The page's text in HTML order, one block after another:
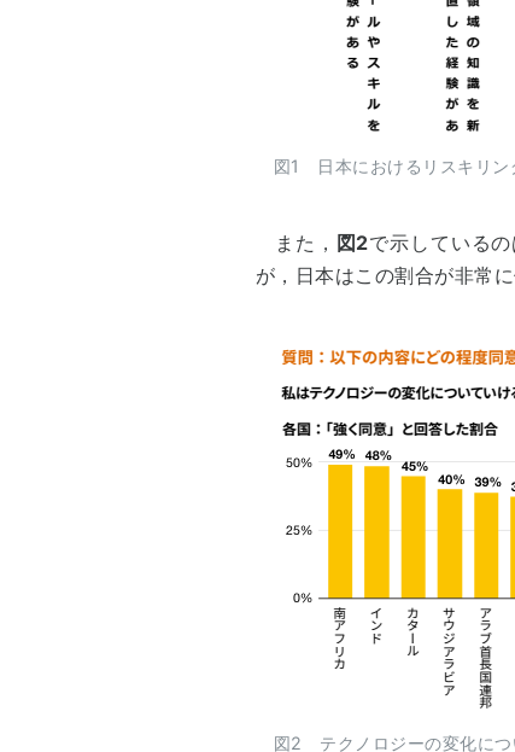
図1 日本におけるリスキリン
また， 図2で示している
が，日本はこの割合が非常
図2 テクノロジーの変化につ